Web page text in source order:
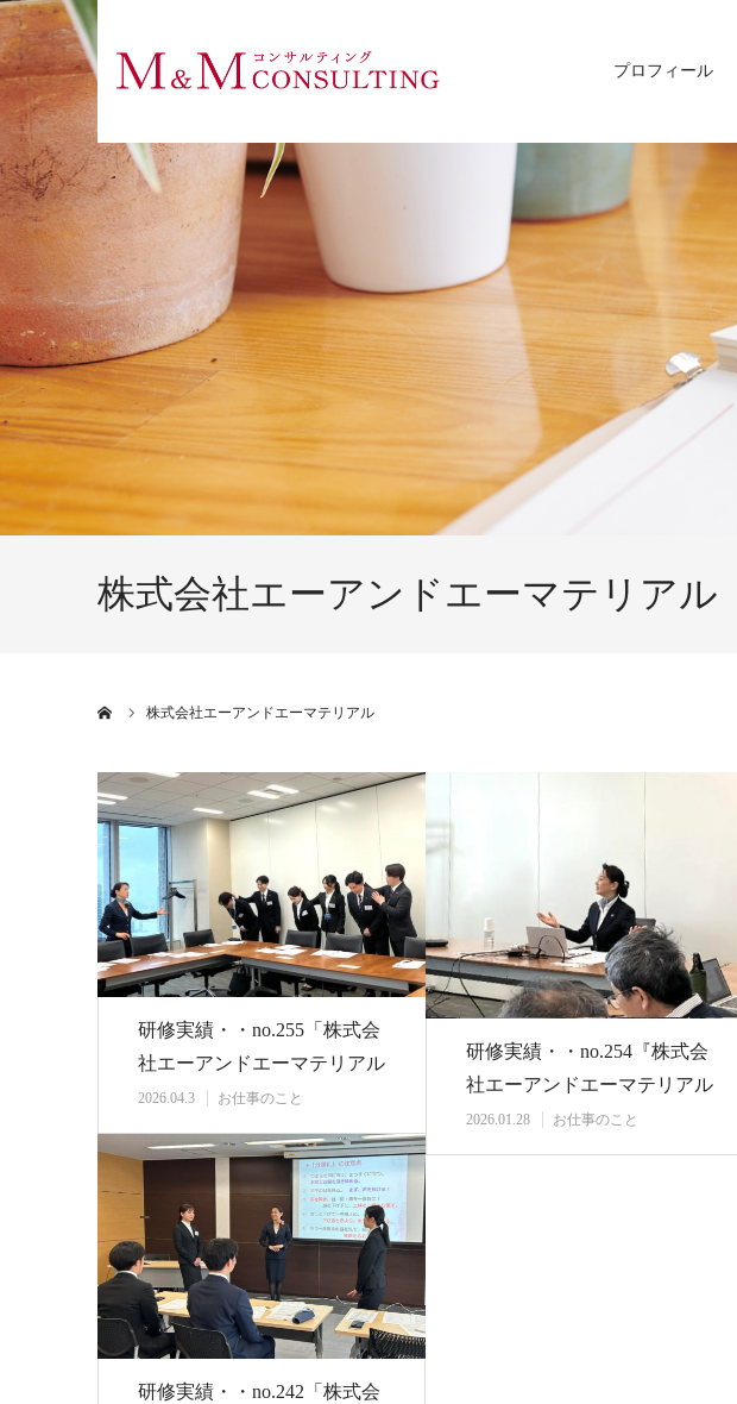
プロフィール
株式会社エーアンドエーマテリアル
株式会社エーアンドエーマテリアル
研修実績・・no.255「株式会
社エーアンドエーマテリアル
さま」新入…
2026.04.3 お仕事のこと
研修実績・・no.254『株式会
社エーアンドエーマテリアル
さま』アン…
2026.01.28 お仕事のこと
研修実績・・no.242「株式会